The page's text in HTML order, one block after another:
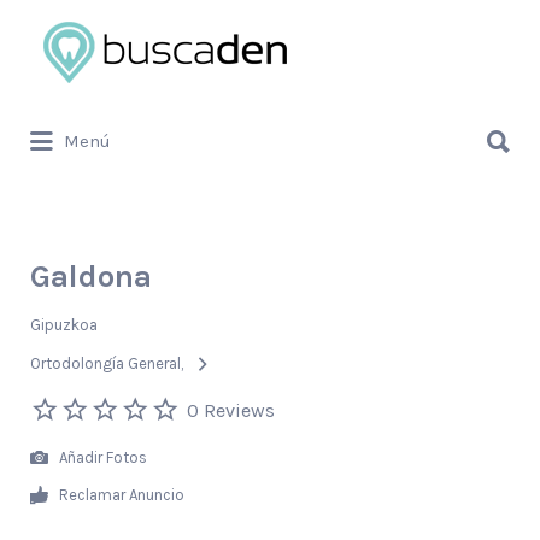
Buscar
por:
Menú
por:
Galdona
Gipuzkoa
Ortodolongía General
0 Reviews
Añadir Fotos
Reclamar Anuncio